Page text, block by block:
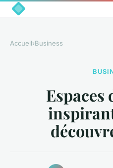
Accueil›Business
Espaces